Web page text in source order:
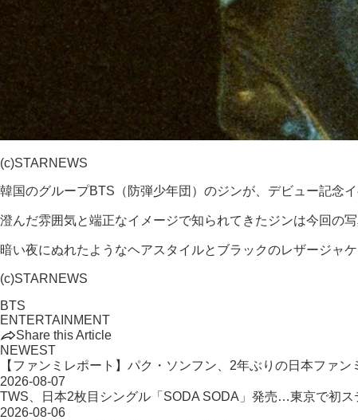
(c)STARNEWS
韓国のグループBTS（防弾少年団）のジンが、デビュー記念
澄んだ雰囲気と端正なイメージで知られてきたジンは今回の
暗い夜にぬれたようなヘアスタイルとブラックのレザージャ
(c)STARNEWS
BTS
ENTERTAINMENT
Share this Article
NEWEST
【ファンミレポート】パク・ソンフン、2年ぶりの日本ファ
2026-08-07
TWS、日本2枚目シングル「SODA SODA」発売…東京で初ス
2026-08-06